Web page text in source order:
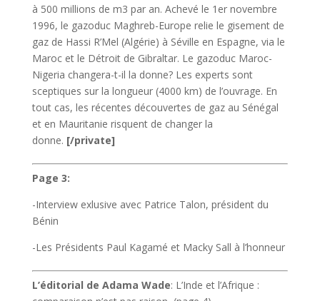
à 500 millions de m3 par an. Achevé le 1er novembre
1996, le gazoduc Maghreb-Europe relie le gisement de
gaz de Hassi R’Mel (Algérie) à Séville en Espagne, via le
Maroc et le Détroit de Gibraltar. Le gazoduc Maroc-
Nigeria changera-t-il la donne? Les experts sont
sceptiques sur la longueur (4000 km) de l’ouvrage. En
tout cas, les récentes découvertes de gaz au Sénégal
et en Mauritanie risquent de changer la
donne. [/private]
Page 3:
-Interview exlusive avec Patrice Talon, président du
Bénin
-Les Présidents Paul Kagamé et Macky Sall à l’honneur
L’éditorial de Adama Wade: L’Inde et l’Afrique :